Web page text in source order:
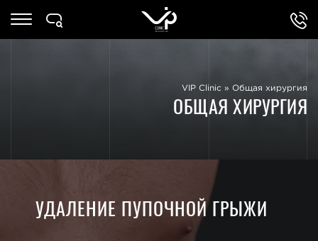
VIP Clinic » Общая хирургия
ОБЩАЯ ХИРУРГИЯ
УДАЛЕНИЕ ПУПОЧНОЙ ГРЫЖИ